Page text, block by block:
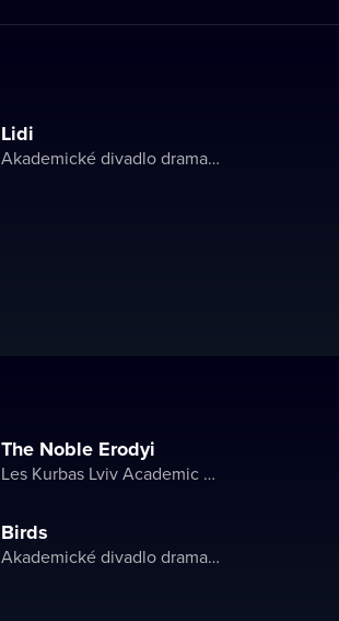
Lidi
Akademické divadlo dramatu Lesji Ukrajinky
The Noble Erodyi
Les Kurbas Lviv Academic Youth Theater
Birds
Akademické divadlo dramatu Lesji Ukrajinky